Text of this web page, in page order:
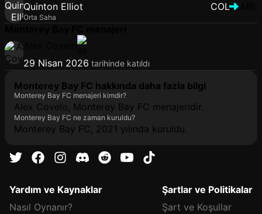
Quinton Elliot
Orta Saha
COL
29 Nisan 2026 tarihinde katıldı
Monterey Bay FC hakkında daha fazla bilgi
Monterey Bay FC menajeri kimdir?
Alex Covelo, Monterey Bay FC menajeridir.
Monterey Bay FC ne zaman kuruldu?
Monterey Bay FC, 2021 yılında kuruldu.
Yardım ve Kaynaklar
Nasıl Oynanır?
Şartlar ve Politikalar
Şart ve Koşullar